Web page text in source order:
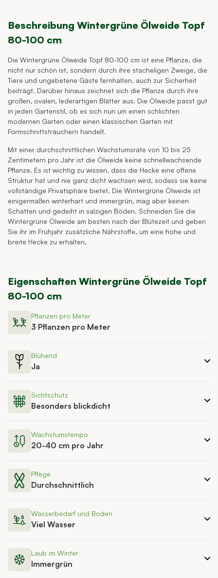
Beschreibung Wintergrüne Ölweide Topf
80-100 cm
Die Wintergrüne Ölweide Topf 80-100 cm ist eine Pflanze, die
nicht nur schön ist, sondern durch ihre stacheligen Zweige, die
Tiere und ungebetene Gäste fernhalten, auch zur Sicherheit
beiträgt. Darüber hinaus zeichnet sich die Pflanze durch ihre
großen, ovalen, lederartigen Blätter aus. Die Ölweide passt gut
in jeden Gartenstil, ob es sich nun um einen schlichten
modernen Garten oder einen klassischen Garten mit
Formschnittsträuchern handelt.
Mit einer durchschnittlichen Wachstumsrate von 10 bis 25
Zentimetern pro Jahr ist die Ölweide keine schnellwachsende
Pflanze. Es ist wichtig zu wissen, dass die Hecke eine offene
Struktur hat und nie ganz dicht wachsen wird, sodass sie keine
vollständige Privatsphäre bietet. Die Wintergrüne Ölweide ist
einigermaßen winterhart und immergrün, mag aber keinen
Schatten und gedeiht in salzigen Böden. Schneiden Sie die
Wintergrüne Ölweide am besten nach der Blütezeit und geben
Sie ihr im Frühjahr zusätzliche Nährstoffe, um eine hohe und
breite Hecke zu erhalten.
Eigenschaften Wintergrüne Ölweide Topf
80-100 cm
Pflanzen pro Meter
3 Pflanzen pro Meter
Blühend
Ja
Sichtschutz
Besonders blickdicht
Wachstumstempo
20-40 cm pro Jahr
Pflege
Durchschnittlich
Wasserbedarf und Boden
Viel Wasser
Laub im Winter
Immergrün